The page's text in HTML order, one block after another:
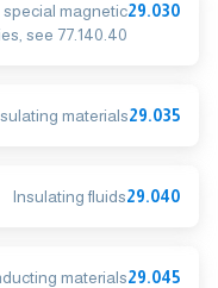
29.030
magnetic
see 77.140.40
29.035
materials
29.040
Insulating fluids
29.045
materials